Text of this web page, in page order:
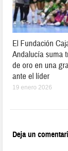
El Fundación
Andalucía suma
de oro en una
ante el líder
19 enero 2026
Deja un